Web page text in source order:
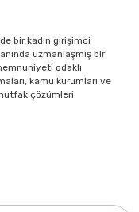
bir kadın girişimci
uzmanlaşmış bir
odaklı
kamu kurumları ve
çözümleri